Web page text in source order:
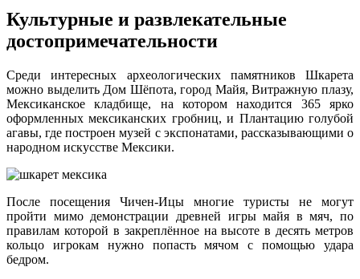
Культурные и развлекательные
достопримечательности
Среди интересных археологических памятников Шкарета
можно выделить Дом Шёпота, город Майя, Витражную плазу,
Мексиканское кладбище, на котором находится 365 ярко
оформленных мексиканских гробниц, и Плантацию голубой
агавы, где построен музей с экспонатами, рассказывающими о
народном искусстве Мексики.
После посещения Чичен-Ицы многие туристы не могут
пройти мимо демонстрации древней игры майя в мяч, по
правилам которой в закреплённое на высоте в десять метров
кольцо игрокам нужно попасть мячом с помощью удара
бедром.